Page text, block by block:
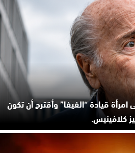
قيادة “الفيفا” وأقترح أن تكون
كلافينيس.